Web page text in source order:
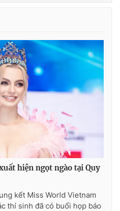
hiện ngọt ngào tại Quy
kết Miss World Vietnam
thí sinh đã có buổi họp báo